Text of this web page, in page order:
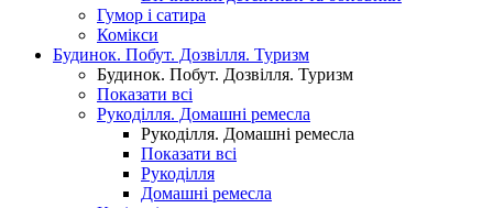
Гумор і сатира
Комікси
Будинок. Побут. Дозвілля. Туризм
Будинок. Побут. Дозвілля. Туризм
Показати всі
Рукоділля. Домашні ремесла
Рукоділля. Домашні ремесла
Показати всі
Рукоділля
Домашні ремесла